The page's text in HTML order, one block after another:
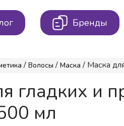
Бренды
/ Волосы / Маска / Маска
гладких
мл